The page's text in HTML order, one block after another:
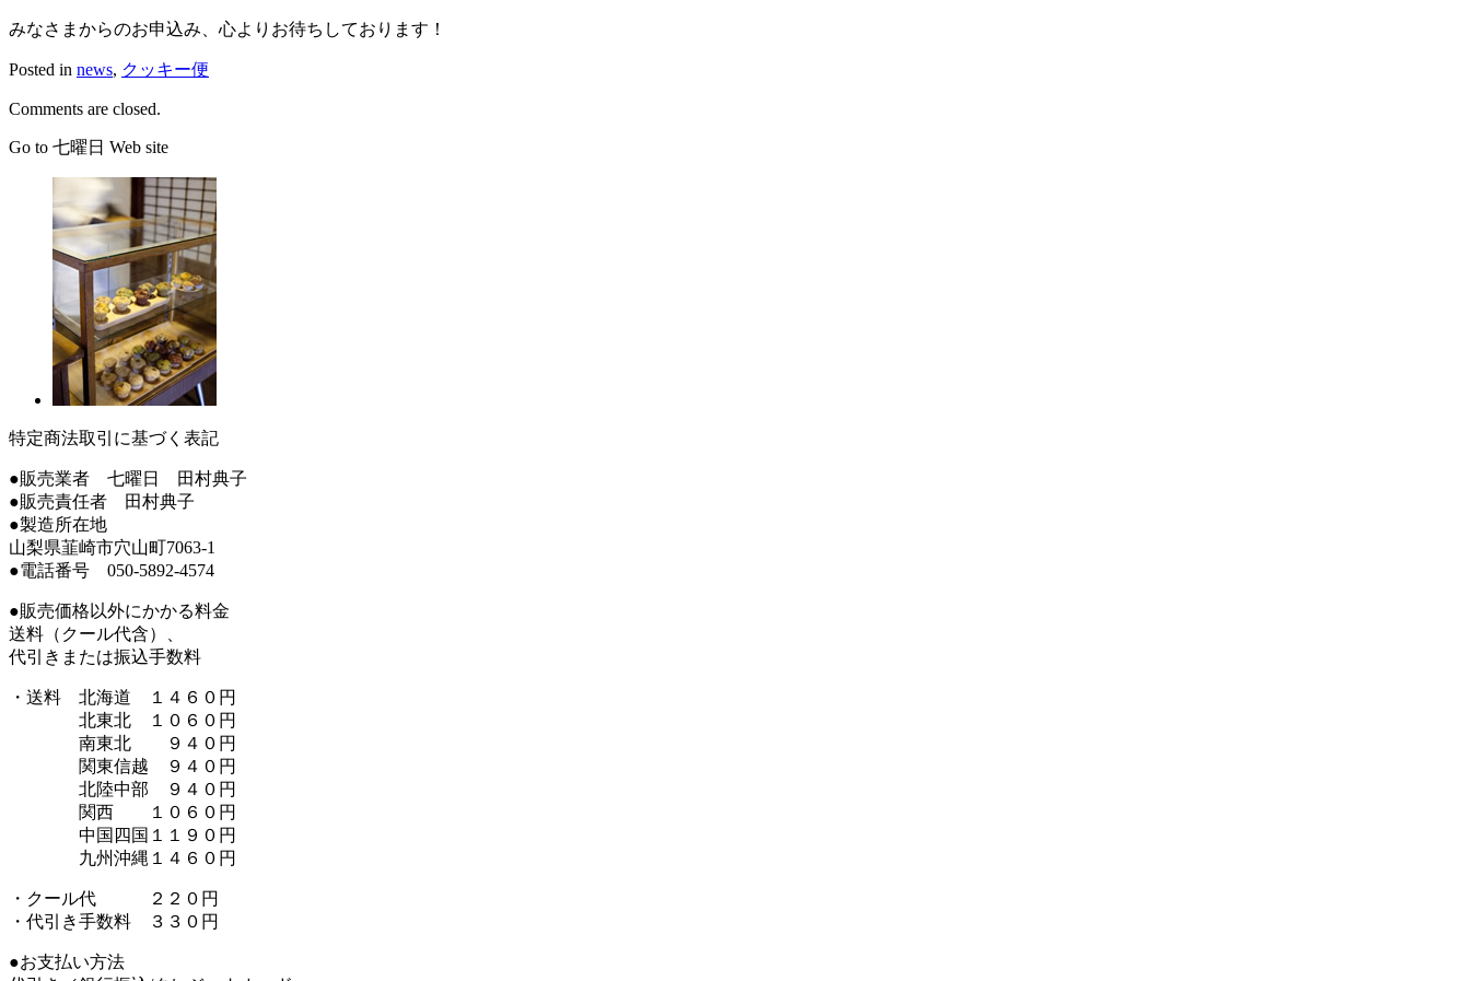
みなさまからのお申込み、心よりお待ちしております！
Posted in news, クッキー便
Comments are closed.
Go to 七曜日 Web site
特定商法取引に基づく表記
●販売業者 七曜日 田村典子
●販売責任者 田村典子
●製造所在地
山梨県韮崎市穴山町7063-1
●電話番号 050-5892-4574
●販売価格以外にかかる料金
送料（クール代含）、
代引きまたは振込手数料
・送料 北海道 １４６０円
北東北 １０６０円
南東北 ９４０円
関東信越 ９４０円
北陸中部 ９４０円
関西 １０６０円
中国四国１１９０円
九州沖縄１４６０円
・クール代 ２２０円
・代引き手数料 ３３０円
●お支払い方法